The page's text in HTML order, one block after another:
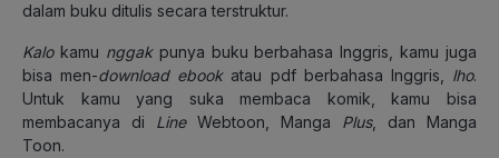
dalam buku ditulis secara terstruktur.
Kalokamu nggakpunya buku berbahasa Inggris, kamu juga
bisa men-download ebookatau pdf berbahasa Inggris, lho.
Untuk kamu yang suka membaca komik, kamu bisa
membacanya di LineWebtoon, Manga Plus, dan Manga
Toon.